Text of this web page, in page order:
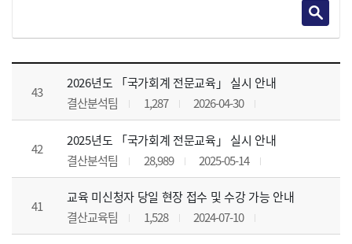
공지사항 목록 으로 번호, 제목, 작성자, 조회수, 등록 일, 첨부파일로 나열 되고 있습니다.
43
2026년도 「국가회계 전문교육」 실시 안내
결산분석팀
1,287 2026-04-30
42
2025년도 「국가회계 전문교육」 실시 안내
결산분석팀
28,989 2025-05-14
41
교육 미신청자 당일 현장 접수 및 수강 가능 안내
결산교육팀
1,528 2024-07-10